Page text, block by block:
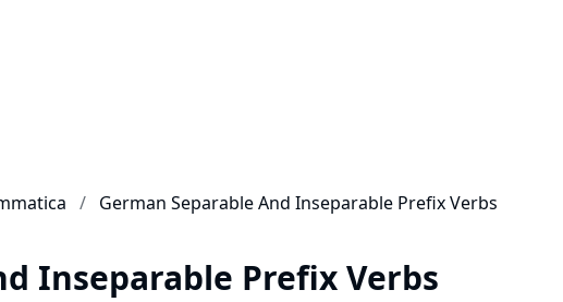
German Separable And Inseparable Prefix Verbs
Inseparable Prefix Verbs